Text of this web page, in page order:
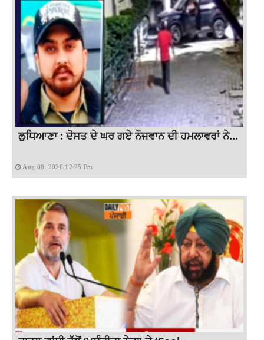
ਲੁਧਿਆਣਾ : ਦੋਸਤ ਦੇ ਘਰ ਗਏ ਨੌਜਵਾਨ ਦੀ ਹਮਲਾਵਰਾਂ ਨੇ...
Aug 08, 2026 12:25 Pm